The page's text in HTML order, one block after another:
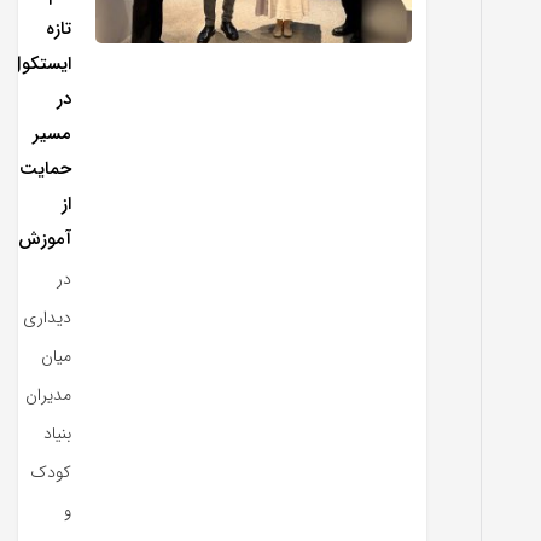
تازه
ایستکول
در
مسیر
حمایت
از
آموزش
در
دیداری
میان
مدیران
بنیاد
کودک
و